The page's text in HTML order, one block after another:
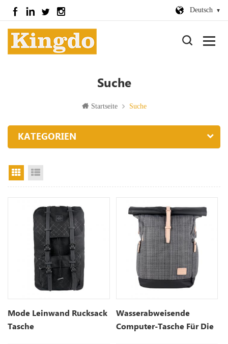
Deutsch
Suche
Startseite Suche
KATEGORIEN
Rasteransicht
Mode Leinwand Rucksack
Tasche
Wasserabweisende
Computer-Tasche Für Die